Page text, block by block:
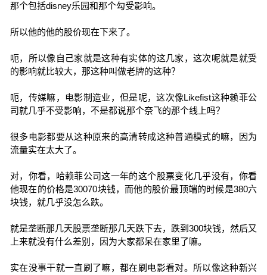
那个包括disney乐园和那个勾受影响。
所以他的他的股价现在下来了。
呃，所以像自己家就是这种有实体的这几家，这次呢就是就受
的影响就比较大，那这种叫做老牌的这种？
呃，传媒嘛，电影制造业，但是呢，这次像Likefist这种赖菲公
司就几乎不受影响，不是都说那个奈飞的那个线上吗？
很多电影都要从这种原来的高清转成这种普通模式的嘛，因为
流量实在太大了。
对，你看，哈赖菲公司这一年的这个股票变化几乎没有，你看
他现在的价格是30070块钱，而他的股价最顶端的时候是380六
块钱，就几乎没怎么跌。
就是垄断那几天股票垄断那几天跌下去，跌到300块钱，然后又
上来就没有什么差别，因为大家都呆在家里了嘛。
实在没事干就一直刷了嘛，都在刷电影看对。所以像这种新兴